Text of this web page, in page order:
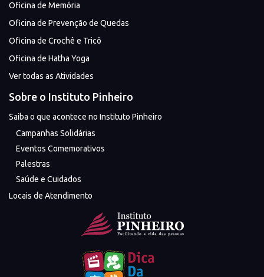
Oficina de Memória
Oficina de Prevenção de Quedas
Oficina de Crochê e Tricô
Oficina de Hatha Yoga
Ver todas as Atividades
Sobre o Instituto Pinheiro
Saiba o que acontece no Instituto Pinheiro
Campanhas Solidárias
Eventos Comemorativos
Palestras
Saúde e Cuidados
Locais de Atendimento